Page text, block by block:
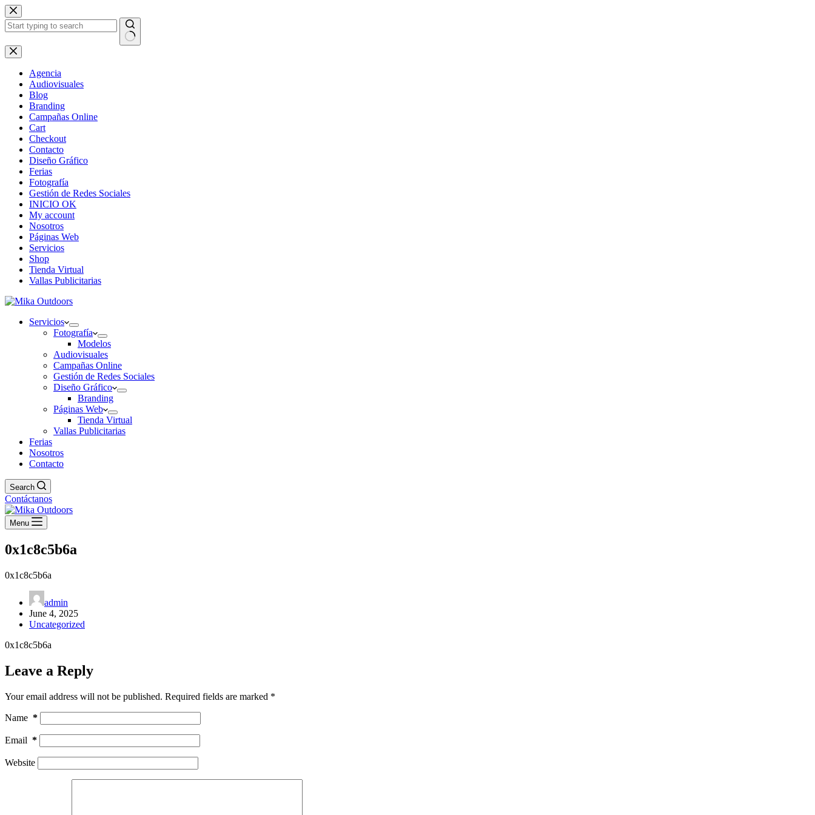
Skip
to
content
No
results
Agencia
Audiovisuales
Blog
Branding
Campañas Online
Cart
Checkout
Contacto
Diseño Gráfico
Ferias
Fotografía
Gestión de Redes Sociales
INICIO OK
My account
Nosotros
Páginas Web
Servicios
Shop
Tienda Virtual
Vallas Publicitarias
Servicios
Fotografía
Modelos
Audiovisuales
Campañas Online
Gestión de Redes Sociales
Diseño Gráfico
Branding
Páginas Web
Tienda Virtual
Vallas Publicitarias
Ferias
Nosotros
Contacto
Search
Contáctanos
Menu
0x1c8c5b6a
0x1c8c5b6a
admin
June 4, 2025
Uncategorized
0x1c8c5b6a
Leave a Reply
Your email address will not be published. Required fields are marked *
Name *
Email *
Website